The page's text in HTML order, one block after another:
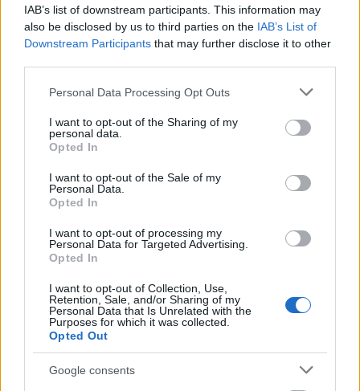
IAB’s list of downstream participants. This information may
also be disclosed by us to third parties on the IAB’s List of
Downstream Participants that may further disclose it to other
Please note that this website/app uses one or more Google
not limited to your visit or usage behaviour. You may click to
grant or deny consent to Google and its third-party tags to
use your data for below specified purposes in below Google
consent section.
Personal Data Processing Opt Outs
I want to opt-out of the Sharing of my
personal data.
Opted In
I want to opt-out of the Sale of my
Personal Data.
Opted In
I want to opt-out of processing my
Personal Data for Targeted Advertising.
Opted In
I want to opt-out of Collection, Use,
Retention, Sale, and/or Sharing of my
Personal Data that Is Unrelated with the
Purposes for which it was collected.
Opted Out
Google consents
A 20. Képregényfesztivál vendége:
Matyáš Namai
Képregényblog•2025. április 28.
A 20. Budapesti Nemzetközi Képregényfesztivál cseh
vendége Matyáš Namai lesz. Matyáš Namai (sz.
1993) grafikus tervezést tanult a prágai Reklámipari
és Művészeti Főiskolán, és már ekkor erősen
fókuszált a képregényekre. Pályája elején olyan
magazinoknak készített képregényt, mint az ABC és